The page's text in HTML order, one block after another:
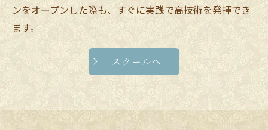
ンをオープンした際も、すぐに実践で高技術を発揮でき
ます。
スクールへ